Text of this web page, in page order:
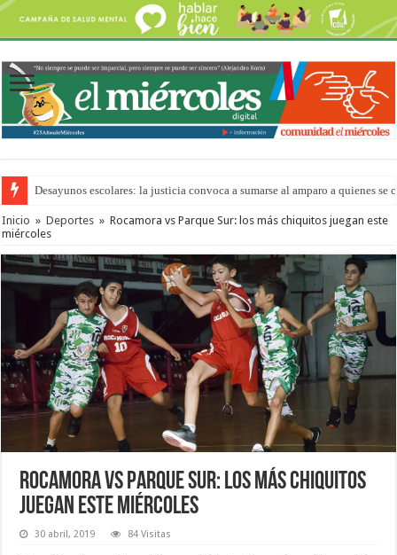
Desayunos escolares: la justicia convoca a sumarse al amparo a quienes se
“La Feria en tu Barrio” para agostocon sus días y horarios
Inicio » Deportes » Rocamora vs Parque Sur: los más chiquitos juegan este
miércoles
Rocamora vs Parque Sur: los más chiquitos
juegan este miércoles
30 abril, 2019 84 Visitas